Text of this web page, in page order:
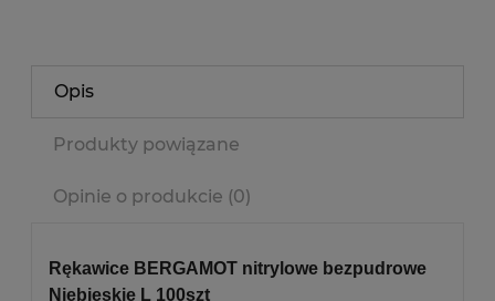
Opis
Produkty powiązane
Opinie o produkcie (0)
Rękawice BERGAMOT nitrylowe bezpudrowe
Niebieskie L 100szt